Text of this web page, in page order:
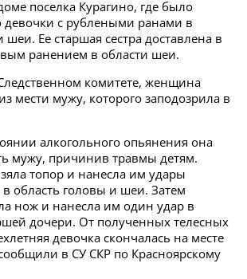
поселка Курагино, где было
девочки с рублеными ранами в
Ее старшая сестра доставлена в
ранением в области шеи.
комитете, женщина
мести мужу, которого заподозрила в
алкогольного опьянения она
мужу, причинив травмы детям.
топор и нанесла им удары
область головы и шеи. Затем
нож и нанесла им один удар в
дочери. От полученных телесных
девочка скончалась на месте
в СУ СКР по Красноярскому